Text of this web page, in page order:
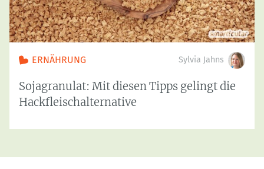
ERNÄHRUNG Sylvia Jahns
Sojagranulat: Mit diesen Tipps gelingt die
Hackfleischalternative